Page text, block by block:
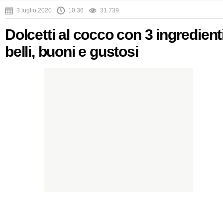
3 luglio 2020 10:36 31.739
Dolcetti al cocco con 3
belli, buoni e gustosi